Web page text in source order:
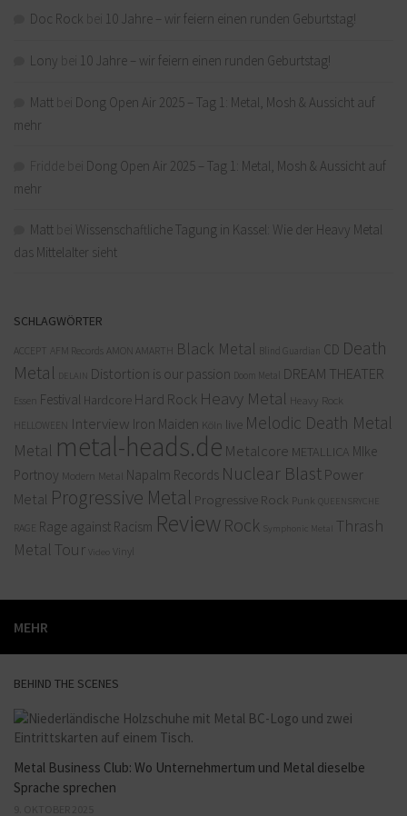
Doc Rock 10 Jahre – wir feiern einen runden Geburtstag!
Lony 10 Jahre – wir feiern einen runden Geburtstag!
Matt
Dong Open Air 2025 – Tag 1: Metal, Mosh & Aussicht auf
mehr
Dong Open Air 2025 – Tag 1: Metal, Mosh & Aussicht auf
mehr
Matt
Wissenschaftliche Tagung in Kassel: Wie der Heavy Metal
das Mittelalter sieht
SCHLAGWÖRTER
ACCEPT AFM Records AMON AMARTH Black Metal Blind Guardian CD Death
Metal
DELAIN Distortion is our passion Doom Metal DREAM THEATER
Essen Festival Hardcore Hard Rock Heavy Metal Heavy Rock
HELLOWEEN Interview Iron Maiden Köln live Melodic Death Metal
Metal metal-heads.de Metalcore METALLICA MIke
Portnoy Modern Metal Napalm Records Nuclear Blast Power
Metal Progressive Metal Progressive Rock Punk QUEENSRYCHE
RAGE Rage against Racism Review Rock Symphonic Metal
Thrash
Metal Tour Video Vinyl
MEHR
BEHIND THE SCENES
Metal Business Club: Wo Unternehmertum und Metal dieselbe
Sprache sprechen